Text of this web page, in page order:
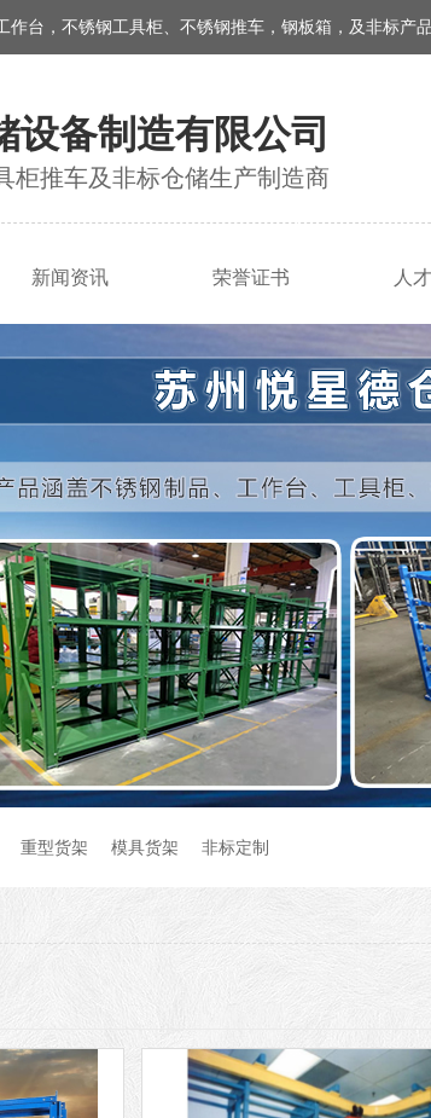
台，不锈钢工具柜、不锈钢推车，钢板箱，及非标产
设备制造有限公司
柜推车及非标仓储生产制造商
新闻资讯 荣誉证书 人
重型货架 模具货架 非标定制